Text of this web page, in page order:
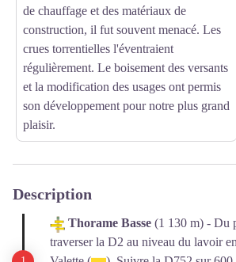
de chauffage et des matériaux de
construction, il fut souvent menacé. Les
crues torrentielles l'éventraient
régulièrement. Le boisement des versants
et la modification des usages ont permis
son développement pour notre plus grand
plaisir.
Description
Thorame Basse (1 130 m) - Du
traverser la D2 au niveau du lavoir